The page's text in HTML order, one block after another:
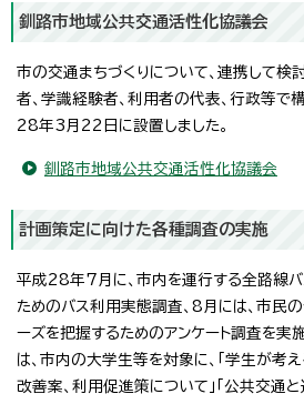
釧路市地域公共交通活性化協議会
市の交通まちづくりについて、連携して検
者、学識経験者、利用者の代表、行政等で
28年3月22日に設置しました。
釧路市地域公共交通活性化協議会
計画策定に向けた各種調査の実施
平成28年7月に、市内を運行する全路線
ためのバス利用実態調査、8月には、市民
ーズを把握するためのアンケート調査を実
は、市内の大学生等を対象に、「学生が考
改善案、利用促進策について」「公共交通